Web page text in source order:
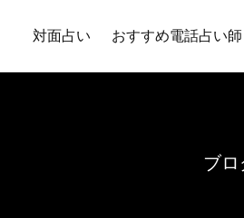
対面占い おすすめ電話占い師
ブロ